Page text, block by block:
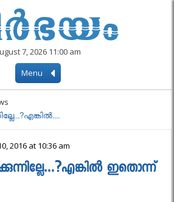
7, 2026 11:00 am
Menu
2016 at 10:36 am
ഇതൊന്ന്